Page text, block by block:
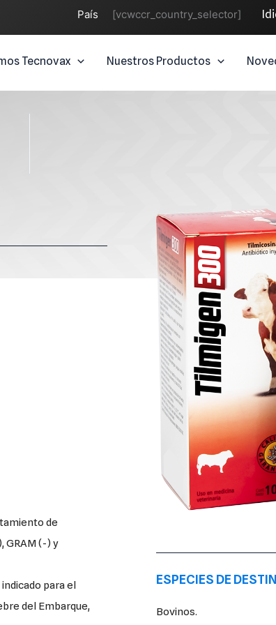
País [vcwccr_country_selector]
Tecnovax Nuestros Productos
de
GRAM (-) y
para el
del Embarque,
ESPECIES DE
Bovinos.